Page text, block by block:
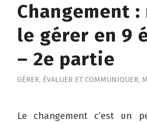
Changement :
le gérer en 9
– 2e partie
GÉRER, ÉVALUER ET COMMUNIQUER,
Le changement c’est un